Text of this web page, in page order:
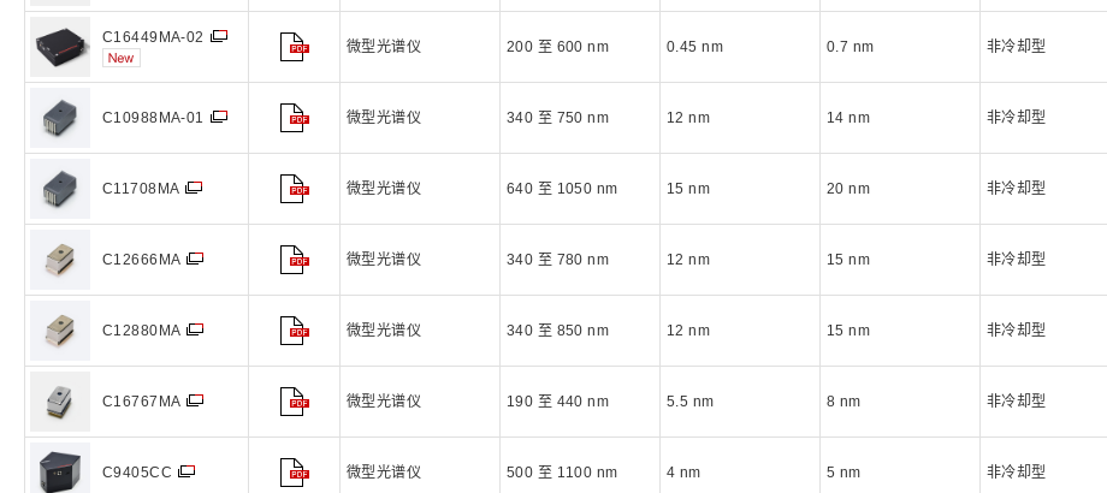
C16449MA-02
微型光谱仪 200 至 600 nm 0.45 nm 0.7 nm 非冷却型
C10988MA-01 微型光谱仪 340 至 750 nm 12 nm 14 nm 非冷却型
C11708MA 微型光谱仪 640 至 1050 nm 15 nm 20 nm 非冷却型
C12666MA 微型光谱仪 340 至 780 nm 12 nm 15 nm 非冷却型
C12880MA 微型光谱仪 340 至 850 nm 12 nm 15 nm 非冷却型
C16767MA 微型光谱仪 190 至 440 nm 5.5 nm 8 nm 非冷却型
C9405CC 微型光谱仪 500 至 1100 nm 4 nm 5 nm 非冷却型